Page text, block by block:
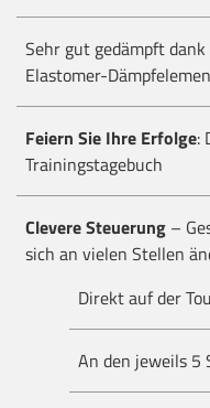
Sehr gut gedämpft
Elastomer-
Feiern Sie Ihre Erfolge:
Trainingstagebuch
Clevere Steuerung –
sich an vielen Stellen
Direkt auf der
An den jeweils 5